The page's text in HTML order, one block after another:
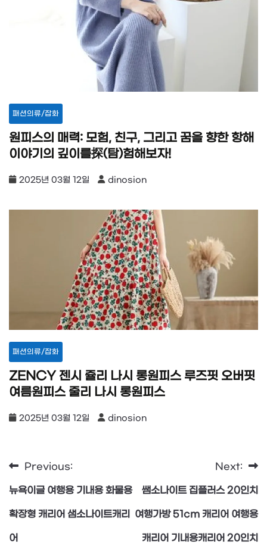
패션의류/잡화
원피스의 매력: 모험, 친구, 그리고 꿈을 향한 항해
이야기의 깊이를探(탐)험해보자!
2025년 03월 12일 dinosion
패션의류/잡화
ZENCY 젠시 쥴리 나시 롱원피스 루즈핏 오버핏
여름원피스 줄리 나시 롱원피스
2025년 03월 12일 dinosion
글
탐
색
Previous:
뉴욕이글 여행용 기내용 화물용
확장형 캐리어 샘소나이트캐리
어
Next:
쌤소나이트 집플러스 20인치
여행가방 51cm 캐리어 여행용
캐리어 기내용캐리어 20인치